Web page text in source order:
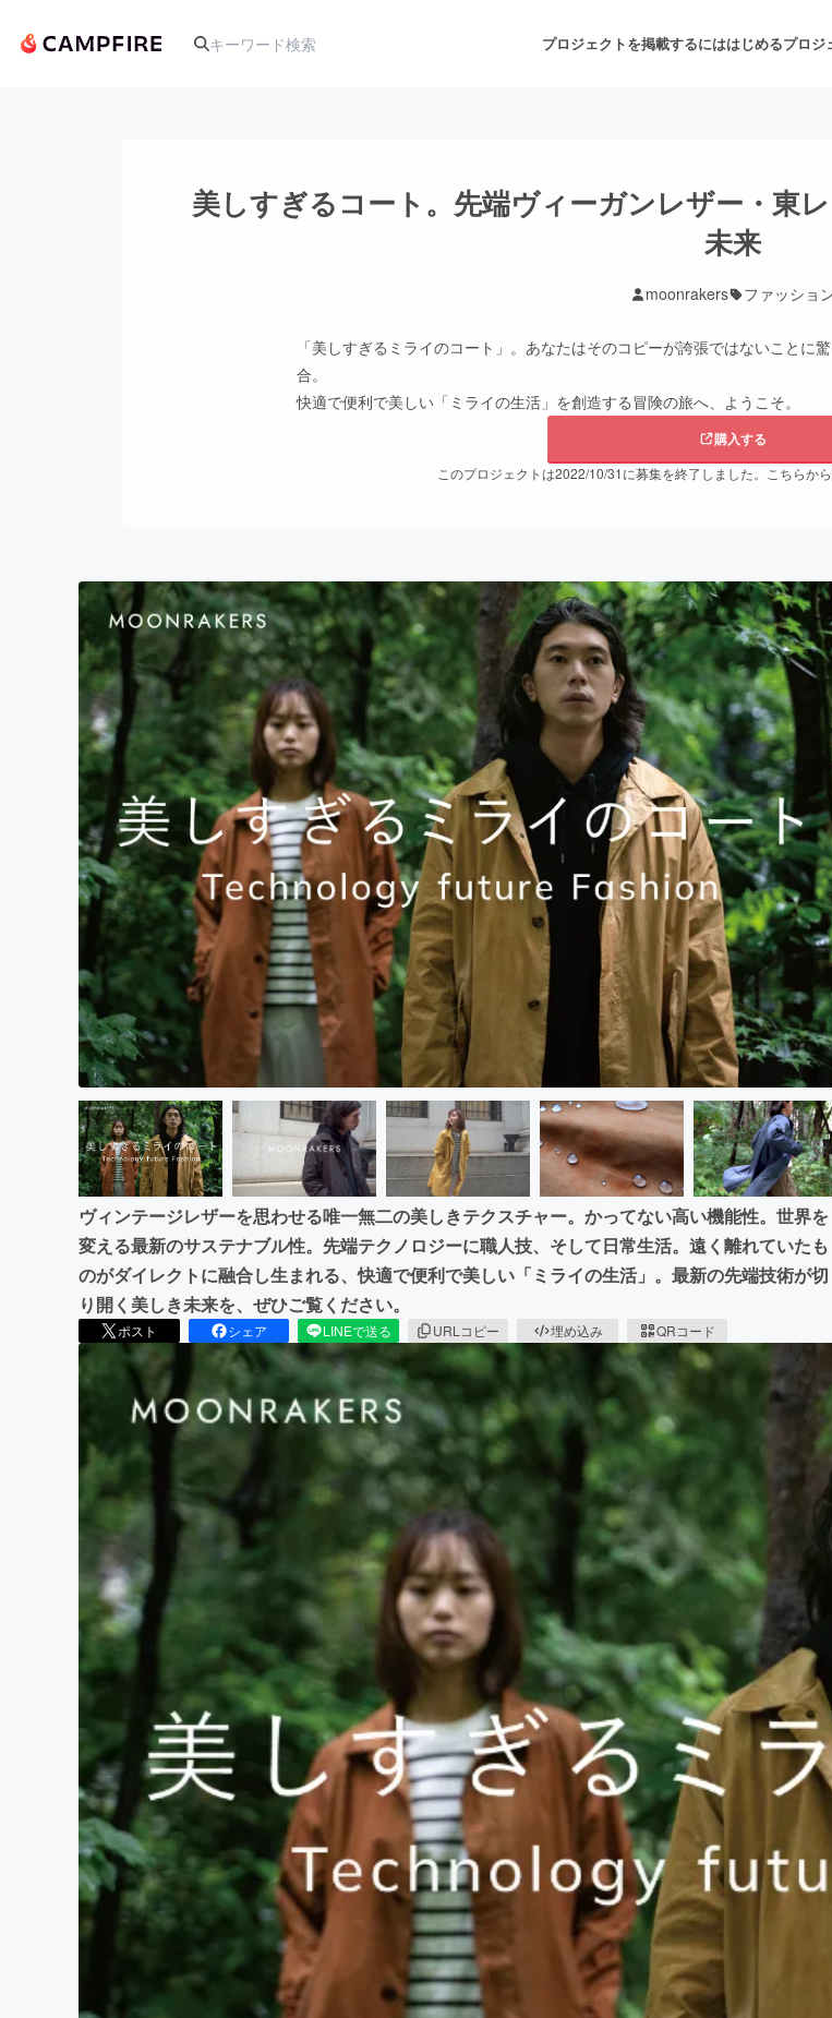
プロジェクトを掲載するにははじめるプロジ
人気のプロジェクト 注目のリターン 注目の新着プロジェクト 募集終
CAMPFIREふるさと納税machi-yaコ
美しすぎるコート。先端ヴィーガンレザー・東
未来
moonrakers ファッショ
「美しすぎるミライのコート」。あなたはそのコピーが誇張ではないことに
合。
快適で便利で美しい「ミライの生活」を創造する冒険の旅へ、ようこそ。
購入する
このプロジェクトは2022/10/31に募集を終了しました。こちらか
ヴィンテージレザーを思わせる唯一無二の美しきテクスチャー。かってない高い機能性。世界を
変える最新のサステナブル性。先端テクノロジーに職人技、そして日常生活。遠く離れていたも
のがダイレクトに融合し生まれる、快適で便利で美しい「ミライの生活」。最新の先端技術が切
り開く美しき未来を、ぜひご覧ください。
ポスト シェア LINEで送る URLコピー 埋め込み QRコード